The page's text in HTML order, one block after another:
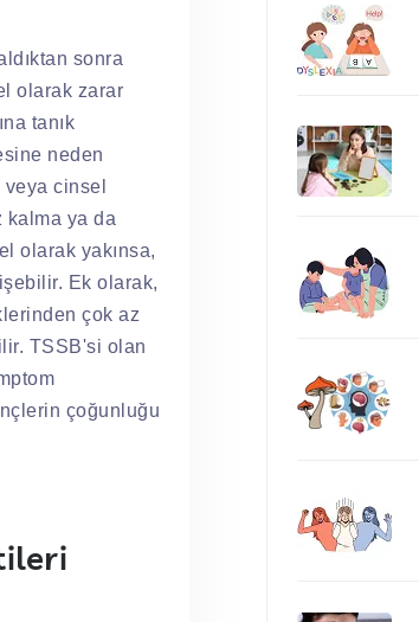
sonra
olarak zarar
tanık
neden
cinsel
kalma ya da
olarak yakınsa,
Ek olarak,
çok az
TSSB'si olan
çoğunluğu